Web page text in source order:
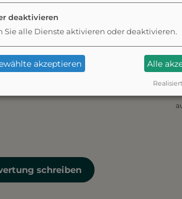
5
4
3
2
schreiben
deaktivieren
Sie alle Dienste aktivieren oder deaktivieren.
akzeptieren Alle